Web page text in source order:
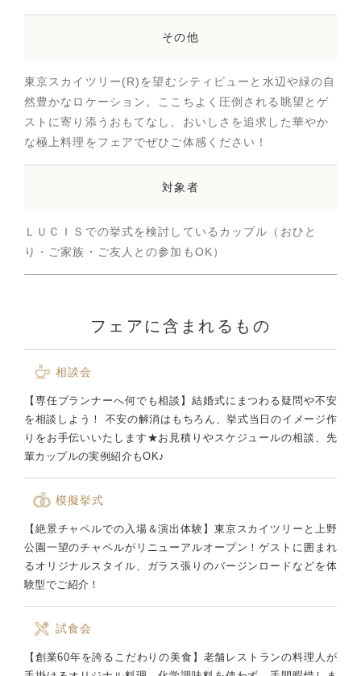
その他
東京スカイツリー(R)を望むシティビューと水辺や緑の自
然豊かなロケーション。ここちよく圧倒される眺望とゲ
ストに寄り添うおもてなし、おいしさを追求した華やか
な極上料理をフェアでぜひご体感ください！
対象者
ＬＵＣＩＳでの挙式を検討しているカップル（おひと
り・ご家族・ご友人との参加もOK）
フェアに含まれるもの
相談会
【専任プランナーへ何でも相談】結婚式にまつわる疑問や不安
を相談しよう！ 不安の解消はもちろん、挙式当日のイメージ作
りをお手伝いいたします★お見積りやスケジュールの相談、先
輩カップルの実例紹介もOK♪
模擬挙式
【絶景チャペルでの入場＆演出体験】東京スカイツリーと上野
公園一望のチャペルがリニューアルオープン！ゲストに囲まれ
るオリジナルスタイル、ガラス張りのバージンロードなどを体
験型でご紹介！
試食会
【創業60年を誇るこだわりの美食】老舗レストランの料理人が